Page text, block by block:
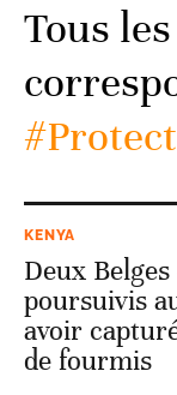
Tous
KENYA
Deux Belges
poursuivis
avoir
de fourmis